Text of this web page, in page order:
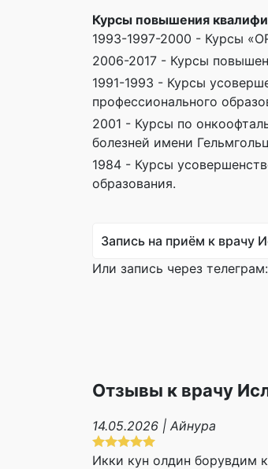
Курсы повышения
1993-1997-2000 - Курсы
2006-2017 - Курсы
1991-1993 - Курсы
профессионального
2001 - Курсы по
болезней имени
1984 - Курсы
образования.
Запись на приём к врачу
Или запись через телеграм:
Отзывы к врачу
14.05.2026 | Айнура
Икки кун олдин борувдим